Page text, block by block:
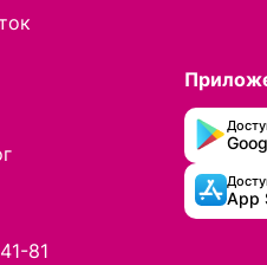
81
App